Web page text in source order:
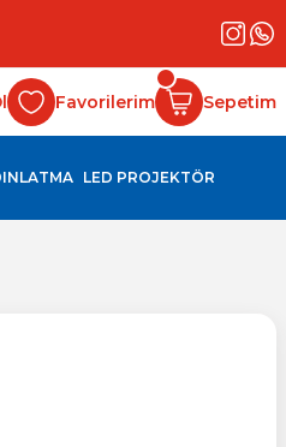
Favorilerim Sepetim
LED PROJEKTÖR